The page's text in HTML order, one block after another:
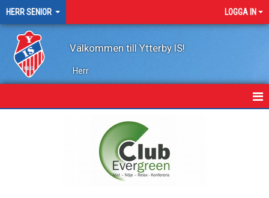
HERR SENIOR LOGGA IN
Välkommen till Ytterby IS!
Herr